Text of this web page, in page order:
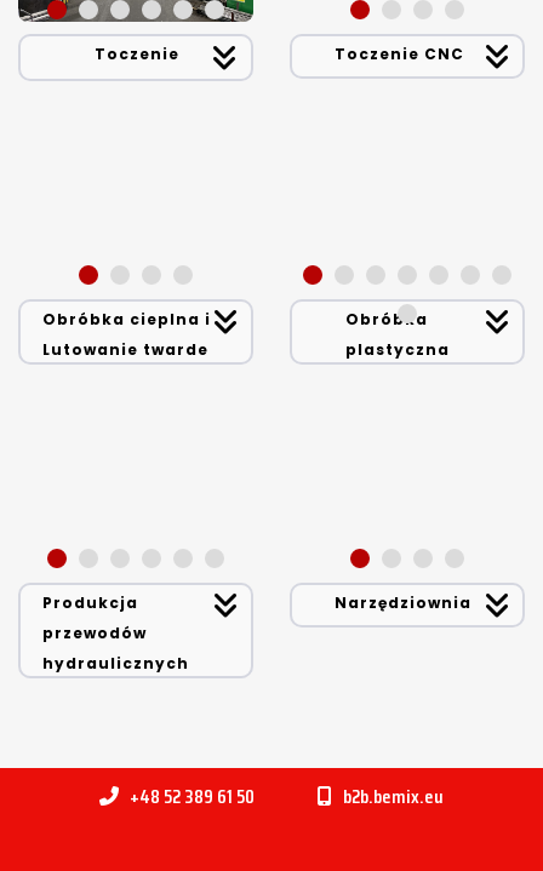
Toczenie Toczenie CNC
Obróbka cieplna i
Lutowanie twarde
Obróbka
plastyczna
Produkcja
przewodów
hydraulicznych
Narzędziownia
+48 52 389 61 50 b2b.bemix.eu